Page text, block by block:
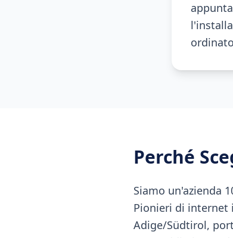
Perché
Siamo un'azienda
Pionieri di internet
Adige/Südtirol,